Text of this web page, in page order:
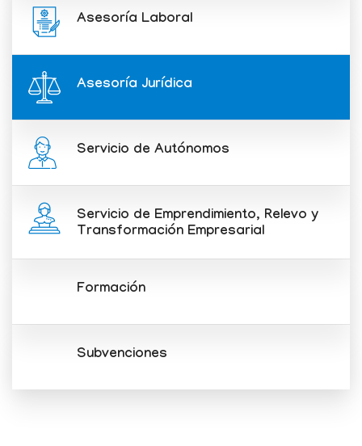
Asesoría Laboral
Asesoría Jurídica
Servicio de Autónomos
Servicio de Emprendimiento, Relevo y
Transformación Empresarial
Formación
Subvenciones